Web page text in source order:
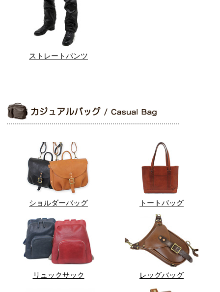
ストレートパンツ
ショルダーバッグ トートバッグ
リュックサック レッグバッグ